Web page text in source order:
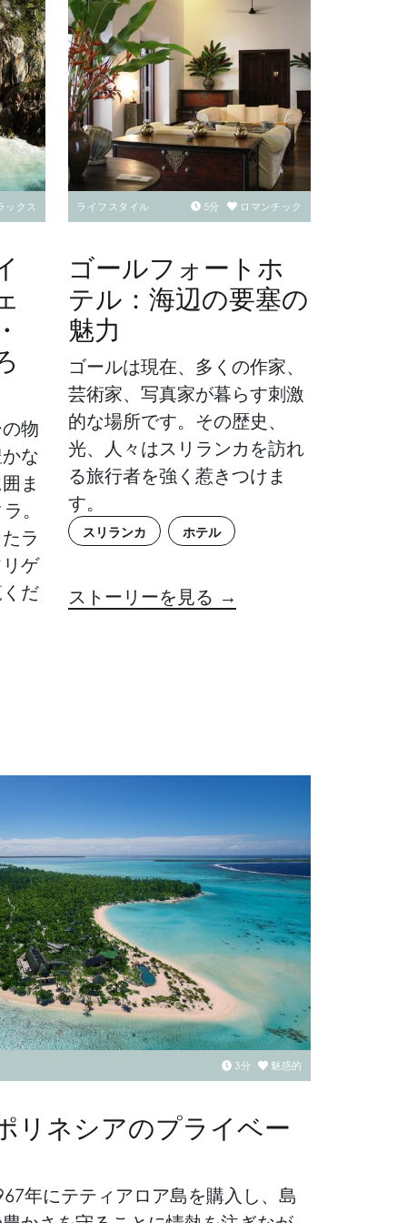
ックス
物
な
ま
。
ラ
ゲ
だ
ライフスタイル 5分 ロマンチック
ゴールフォートホ
テル：海辺の要塞の
魅力
ゴールは現在、多くの作家、
芸術家、写真家が暮らす刺激
的な場所です。その歴史、
光、人々はスリランカを訪れ
る旅行者を強く惹きつけま
す。
スリランカ ホテル
ストーリーを見る →
3分 魅惑的
リネシアのプライベー
年にテティアロア島を購入し、島